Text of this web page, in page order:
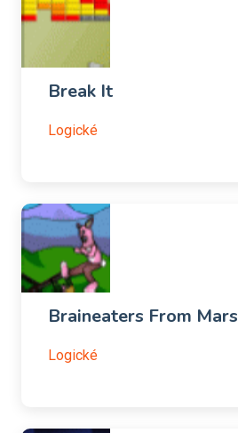
Break It
Logické
Braineaters From Mars
Logické